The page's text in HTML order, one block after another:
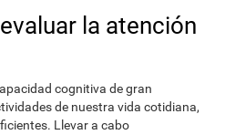
la atención
cognitiva de gran
de nuestra vida cotidiana,
Llevar a cabo